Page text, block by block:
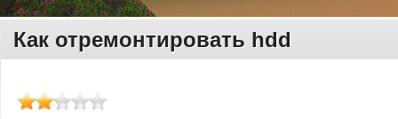
Как отремонтировать hdd